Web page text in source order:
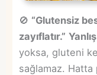
🚫 “Glutensiz
zayıflatır.”
yoksa, gluteni
sağlamaz. Hatta